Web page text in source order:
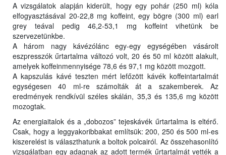
A vizsgálatok alapján kiderült, hogy egy pohár (250 ml) kóla
elfogyasztásával 20-22,8 mg koffeint, egy bögre (300 ml) earl
grey teával pedig 46,2-53,1 mg koffeint vihetünk be
szervezetünkbe.
A három nagy kávézólánc egy-egy egységében vásárolt
eszpresszók űrtartalma változó volt, 20 és 50 ml között alakult,
amelyek koffeinmennyisége 78,6 és 97,1 mg között mozgott.
A kapszulás kávé teszten mért lefőzött kávék koffeintartalmát
egységesen 40 ml-re számolták át a szakemberek. Az
eredmények rendkívül széles skálán, 35,3 és 135,6 mg között
mozogtak.
Az energiaitalok és a „dobozos” tejeskávék űrtartalma is eltérő.
Csak, hogy a leggyakoribbakat említsük: 200, 250 és 500 ml-es
kiszerelést is választhatunk a boltok polcairól. Az összehasonlító
vizsgálatban egy adagnak az adott termék űrtartalmát vették a